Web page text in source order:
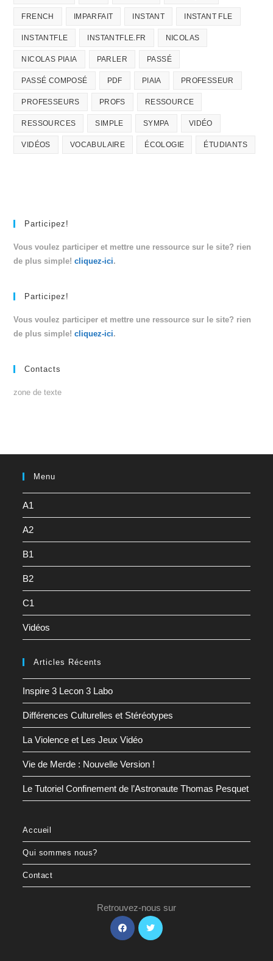
FRENCH IMPARFAIT INSTANT INSTANT FLE
INSTANTFLE INSTANTFLE.FR NICOLAS
NICOLAS PIAIA PARLER PASSÉ
PASSÉ COMPOSÉ PDF PIAIA PROFESSEUR
PROFESSEURS PROFS RESSOURCE
RESSOURCES SIMPLE SYMPA VIDÉO
VIDÉOS VOCABULAIRE ÉCOLOGIE ÉTUDIANTS
Participez!
Vous voulez participer et mettre une ressource sur le site? rien
de plus simple!cliquez-ici.
Participez!
Vous voulez participer et mettre une ressource sur le site? rien
de plus simple!cliquez-ici.
Contacts
zone de texte
Menu
A1
A2
B1
B2
C1
Vidéos
Articles Récents
Inspire 3 Lecon 3 Labo
Différences Culturelles et Stéréotypes
La Violence et Les Jeux Vidéo
Vie de Merde : Nouvelle Version !
Le Tutoriel Confinement de l’Astronaute Thomas Pesquet
Accueil
Qui sommes nous?
Contact
Retrouvez-nous sur
S’ouvre
dans
S’ouvre